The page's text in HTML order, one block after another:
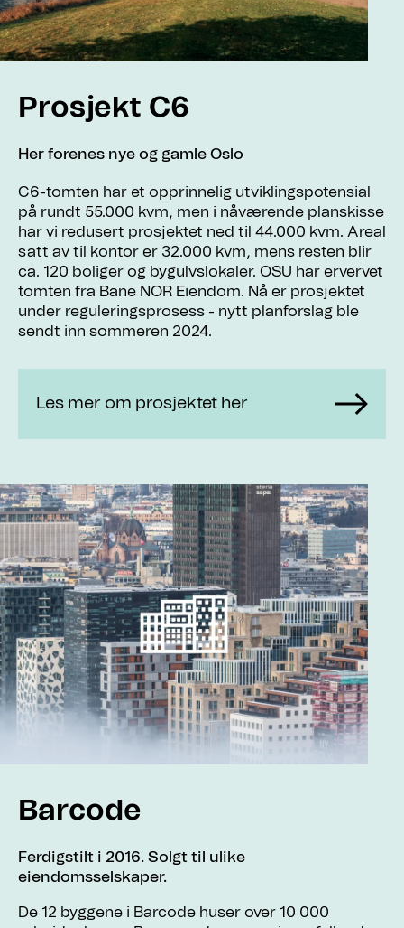
Prosjekt C6
Her forenes nye og gamle Oslo
C6-tomten har et opprinnelig utviklingspotensial
på rundt 55.000 kvm, men i nåværende planskisse
har vi redusert prosjektet ned til 44.000 kvm. Areal
satt av til kontor er 32.000 kvm, mens resten blir
ca. 120 boliger og bygulvslokaler. OSU har ervervet
tomten fra Bane NOR Eiendom. Nå er prosjektet
under reguleringsprosess - nytt planforslag ble
sendt inn sommeren 2024.
Les mer om prosjektet her
Barcode
Ferdigstilt i 2016. Solgt til ulike
eiendomsselskaper.
De 12 byggene i Barcode huser over 10 000